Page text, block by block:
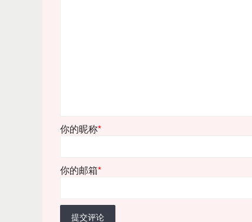
你的昵称*
你的邮箱*
提交评论